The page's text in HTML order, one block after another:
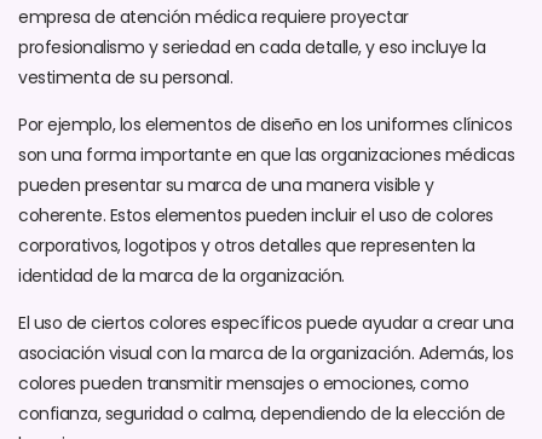
empresa de atención médica requiere proyectar
profesionalismo y seriedad en cada detalle, y eso incluye la
vestimenta de su personal.
Por ejemplo, los elementos de diseño en los uniformes clínicos
son una forma importante en que las organizaciones médicas
pueden presentar su marca de una manera visible y
coherente. Estos elementos pueden incluir el uso de colores
corporativos, logotipos y otros detalles que representen la
identidad de la marca de la organización.
El uso de ciertos colores específicos puede ayudar a crear una
asociación visual con la marca de la organización. Además, los
colores pueden transmitir mensajes o emociones, como
confianza, seguridad o calma, dependiendo de la elección de